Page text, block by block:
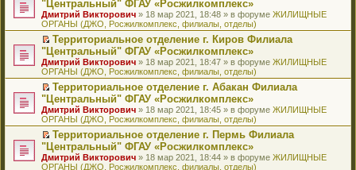
и
ю
щ
е
н
и
ю
у
с
о
о
б
щ
е
н
и
ю
н
н
о
м
с
о
о
б
щ
е
н
и
ю
и
т
а
н
н
о
м
у
с
о
о
б
щ
е
н
и
ю
е
п
р
о
ч
и
т
а
н
н
о
м
у
с
о
о
б
в
о
м
у
н
е
п
р
о
ч
и
т
а
н
н
о
м
и
к
п
е
р
в
о
м
у
н
е
п
р
о
ч
и
т
е
р
е
й
т
и
к
п
е
р
в
о
м
у
н
е
п
"Центральный" ФГАУ «Росжилкомплекс»
Дмитрий Викторович » 18 мар 2021, 18:48 » в форуме ЖИЛИЩНЫЕ
ОРГАНЫ (ДЖО, Росжилкомплекс, филиалы, отделы)
П
е
р
е
й
т
и
к
п
е
р
в
о
Территориальное отделение г. Киров Филиала
"Центральный" ФГАУ «Росжилкомплекс»
Дмитрий Викторович » 18 мар 2021, 18:47 » в форуме ЖИЛИЩНЫЕ
ОРГАНЫ (ДЖО, Росжилкомплекс, филиалы, отделы)
П
е
р
е
й
т
и
к
Территориальное отделение г. Абакан Филиала
"Центральный" ФГАУ «Росжилкомплекс»
Дмитрий Викторович » 18 мар 2021, 18:45 » в форуме ЖИЛИЩНЫЕ
ОРГАНЫ (ДЖО, Росжилкомплекс, филиалы, отделы)
П
е
р
Территориальное отделение г. Пермь Филиала
"Центральный" ФГАУ «Росжилкомплекс»
Дмитрий Викторович » 18 мар 2021, 18:44 » в форуме ЖИЛИЩНЫЕ
ОРГАНЫ (ДЖО, Росжилкомплекс, филиалы, отделы)